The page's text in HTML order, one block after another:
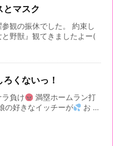
とマスク
観の振休でした。 約束し
野獣』観てきましたよー(
くないっ！
ラ負け
満塁ホームラン打
の好きなイッチーが お ...